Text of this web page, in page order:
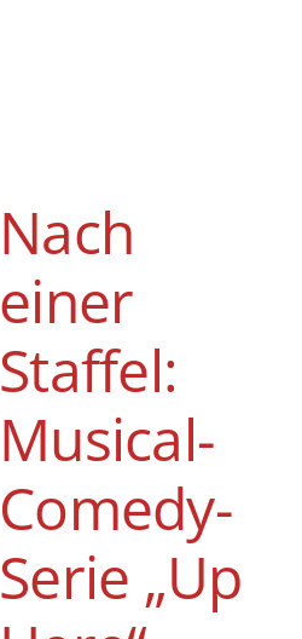
Nach
einer
Staffel:
Musical-
Comedy-
Serie „Up